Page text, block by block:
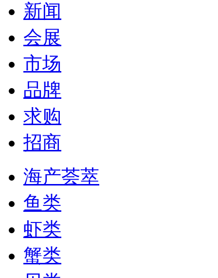
新闻
会展
市场
品牌
求购
招商
海产荟萃
鱼类
虾类
蟹类